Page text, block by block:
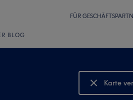
FÜR
BLOG
Karte
Karte